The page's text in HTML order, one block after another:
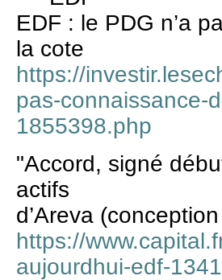
EDF : le PDG n’a
la cote
https://
pas-connaissance-
1855398.php
"Accord, signé
actifs
d’Areva
https://
aujourdhui-edf-